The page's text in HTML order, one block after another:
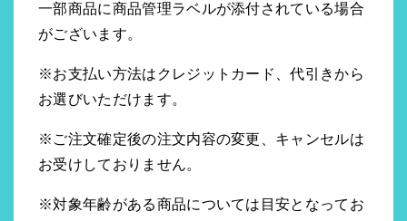
一部商品に商品管理ラベルが添付されている場合
がございます。
※お支払い方法はクレジットカード、代引きから
お選びいただけます。
※ご注文確定後の注文内容の変更、キャンセルは
お受けしておりません。
※対象年齢がある商品については目安となってお